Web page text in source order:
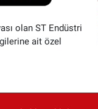
olan ST Endüstri
ait özel